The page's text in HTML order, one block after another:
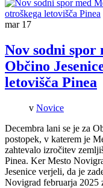
mar 17
Nov sodni spor
Občino
letovišča Pinea
v Novice
Decembra lani se je za
postopek, v katerem je
zahtevalo izročitev
Pinea. Ker Mesto
Jesenice verjeli, da je
Novigrad februarja 2025